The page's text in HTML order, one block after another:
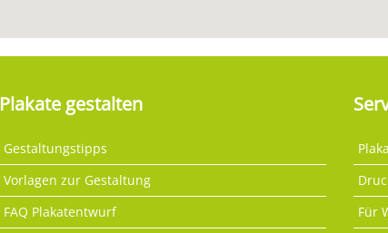
Plakate gestalten
Gestaltungstipps
Vorlagen zur Gestaltung
FAQ Plakatentwurf
Für